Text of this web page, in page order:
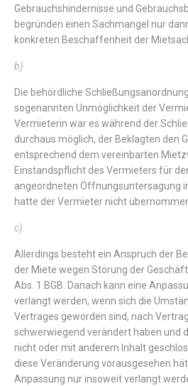
Gebrauchshindernisse und
begründen einen Sachmangel nur
konkreten Beschaffenheit der
b)
Die behördliche Schließungsanordnung
sogenannten Unmöglichkeit der
Vermieterin war es während der
durchaus möglich, der Beklagten den
entsprechend dem vereinbarten
Einstandspflicht des Vermieters für
angeordneten Öffnungsuntersagung
hatte der Vermieter nicht
c)
Allerdings besteht ein Anspruch der
der Miete wegen Störung der
Abs. 1 BGB. Danach kann eine
verlangtwerden, wenn sich die
Vertrages geworden sind, nach
schwerwiegend verändert haben und
nicht odermit anderem Inhalt
diese Veränderung vorausgesehen
Anpassung nurinsoweitverlangt